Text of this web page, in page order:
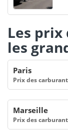
Les prix
les
Paris
Prix des
Marseille
Prix des